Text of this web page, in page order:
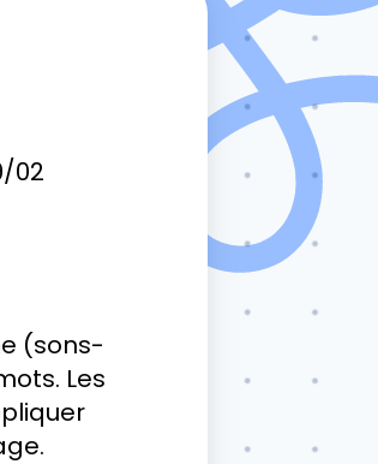
02
(sons-
Les